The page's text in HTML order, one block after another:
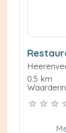
0.5 km